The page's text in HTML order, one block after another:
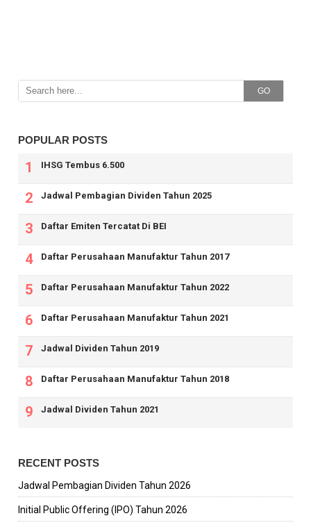
GO
POPULAR POSTS
IHSG Tembus 6.500
Jadwal Pembagian Dividen Tahun 2025
Daftar Emiten Tercatat Di BEI
Daftar Perusahaan Manufaktur Tahun 2017
Daftar Perusahaan Manufaktur Tahun 2022
Daftar Perusahaan Manufaktur Tahun 2021
Jadwal Dividen Tahun 2019
Daftar Perusahaan Manufaktur Tahun 2018
Jadwal Dividen Tahun 2021
RECENT POSTS
Jadwal Pembagian Dividen Tahun 2026
Initial Public Offering (IPO) Tahun 2026